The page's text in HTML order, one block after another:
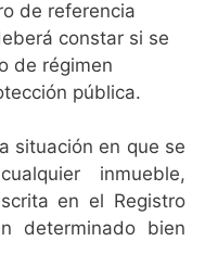
de referencia
constar si se
de régimen
pública.
situación en que se
inmueble,
en el Registro
determinado bien